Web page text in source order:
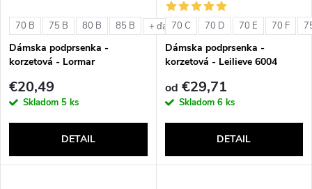
70 B 75 B 80 B 85 B + ďalšie
Dámska podprsenka -
korzetová - Lormar
€20,49
Skladom 5 ks
DETAIL
70 C 70 D 70 E 70 F
Dámska podprsenka -
korzetová - Leilieve 6004
od €29,71
Skladom 6 ks
DETAIL